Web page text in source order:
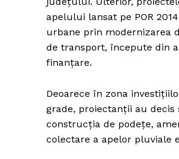
apelului lansat pe POR
urbane prin modernizarea
de transport, începute din
finanțare.
Deoarece în zona
grade, proiectanții au
construcția de podețe,
colectare a apelor pluviale